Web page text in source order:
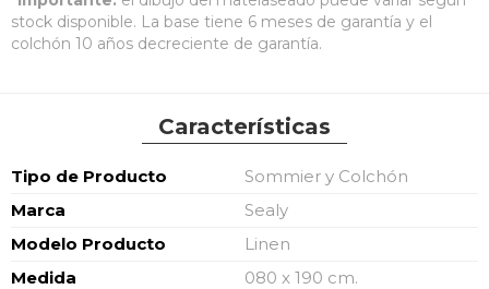
stock disponible. La base tiene 6 meses de garantía y el
colchón 10 años decreciente de garantía.
Características
Características
Tipo de Producto
Sommier y Colchón
Marca
Sealy
Modelo Producto
Linen
Medida
080 x 190 cm.